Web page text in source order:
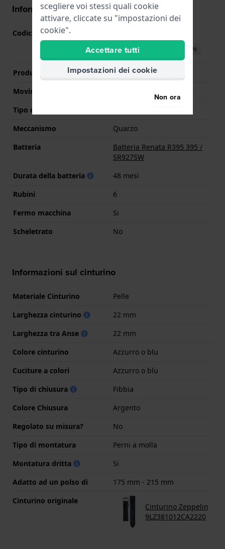
Informazioni del movimento
Codice Movimento
Scarica il manuale (English)
Produttore Movimento
Ronda
Movimento svizzero
Tipo di display
Meccanismo
Quarzo
Batteria
Batteria Renata R395 395 /
SR927SW
Durata della batteria
48 mesi
Rubini
6
Fermo macchina
Si
Scheletrato
No
Informazioni sul cinturino
Materiale Cinturino
Pelle
Larghezza cinturino
22 mm
Larghezza tra Anse
22 mm
Colore cinturino
Azzurro o blu
Cuciture a colori
Azzurro o blu
Tipo di chiusura
Fibbia
Colore Chiusura
Argento
Regolato su misura?
No
Tipo di montatura
Perni a molla
Montatura dritta
Si
Adatto ad un polso di
175 mm - 215 mm
Cinturino originale
Cinturino Zeppelin
9LZ381012CA2220
scegliere voi stessi quali cookie
attivare, cliccate su "impostazioni dei
cookie".
Accettare tutti
Impostazioni dei cookie
Non ora